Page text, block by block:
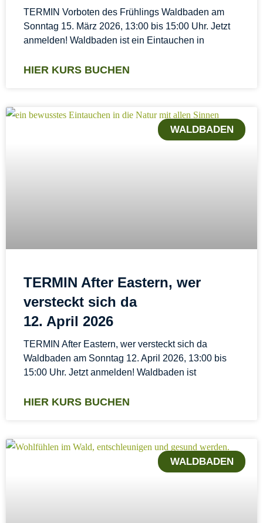
TERMIN Vorboten des Frühlings Waldbaden am
Sonntag 15. März 2026, 13:00 bis 15:00 Uhr. Jetzt
anmelden! Waldbaden ist ein Eintauchen in
HIER KURS BUCHEN
WALDBADEN
TERMIN After Eastern, wer
versteckt sich da
12. April 2026
TERMIN After Eastern, wer versteckt sich da
Waldbaden am Sonntag 12. April 2026, 13:00 bis
15:00 Uhr. Jetzt anmelden! Waldbaden ist
HIER KURS BUCHEN
WALDBADEN